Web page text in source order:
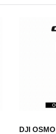
DJI